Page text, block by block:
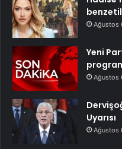
Ağustos
Yeni
Ağustos
Uyarısı
Ağustos